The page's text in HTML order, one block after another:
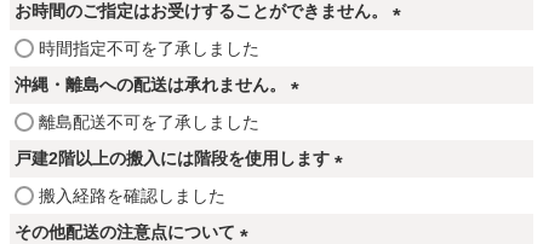
カーテン
ラグ
マット
お時間のご指定はお受けすることができません。
時間指定不可を了承しました
沖縄・離島への配送は承れません。
必
離島配送不可を了承しました
戸建2階以上の搬入には階段を使用します
搬入経路を確認しました
その他配送の注意点について